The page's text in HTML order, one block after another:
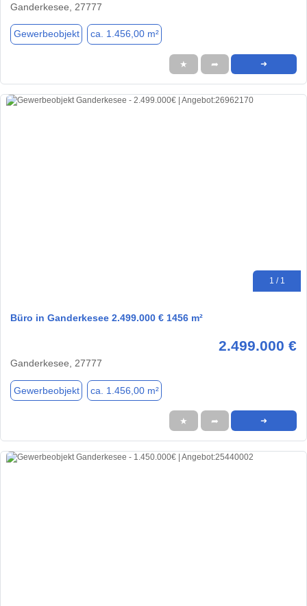
Ganderkesee, 27777
Gewerbeobjekt ca. 1.456,00 m²
★ ➦ ➜
1 / 1
Büro in Ganderkesee 2.499.000 € 1456 m²
2.499.000 €
Ganderkesee, 27777
Gewerbeobjekt ca. 1.456,00 m²
★ ➦ ➜